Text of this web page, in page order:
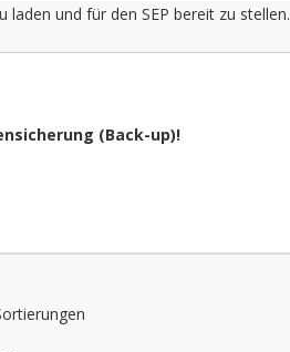
und für den SEP bereit zu stellen.
(Back-up)!